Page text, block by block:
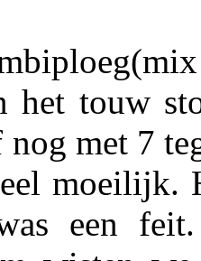
het touw
met 7
moeilijk.
een